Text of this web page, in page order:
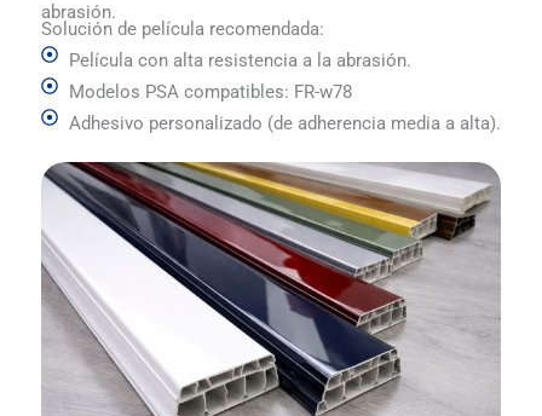
abrasión.
Solución de película recomendada:
Película con alta resistencia a la abrasión.
Modelos PSA compatibles: FR-w78
Adhesivo personalizado (de adherencia media a alta).